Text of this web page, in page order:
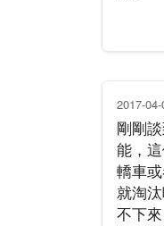
2017-
剛剛
能，
轎車
就淘
不下